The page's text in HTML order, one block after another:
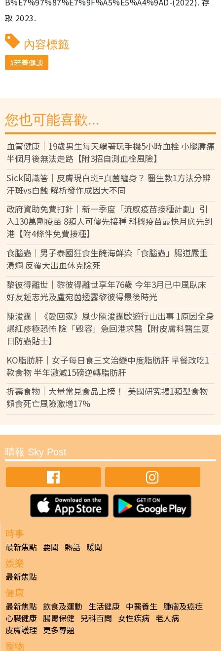
取 2023.
內容標籤
若善健談
您也可能喜歡...
血管健康｜19歲男生每天躺著玩手機5小時血栓 小腿腫痛
半個月後無法走路【附3招自測血栓風險】
Sick問識答｜皮膚現白斑=真菌纏身？ 醫生教1方法分辨
汗斑vs白蝕 解析發作成因大不同
政府資助免費打針｜新一季度「流感疫苗接種計劃」引
入130萬劑疫苗 8類人可優先接種 科興疫苗最快月底先到
港【附4條件免費接種】
食腦蟲｜男子泰國狂食生醃海鮮染「食腦蟲」腸道嚴重
潰爛 反覆大出血休克險死
黎彼得離世｜黎彼得離世享年76歲 今年3月已中風臥床
好友鍾志光及盧宛茵透露黎彼得最後時光
陳浚霆｜《愛回家》風少陳浚霆歐遊行山出事 1原因全身
爆紅疹極恐怖 險「毀容」急回港求醫【附皮膚科醫生夏
日防蟲貼士】
KO脂肪肝｜女子每日食三文治變中度脂肪肝 早餐改吃1
款食物 半年激減15磅逆轉脂肪肝
折壽食物｜大量常見食品上榜！ 美國研究揭1類型食物
頻食死亡風險激增17%
晴報 Sky Post
時事
最新焦點 要聞 熱話 暖聞
娛樂
最新焦點
健康
最新焦點 飲食及運動 生活健康 中醫養生 腫瘤及癌症
心臟健康 腸胃保健 兒科百問 女性疾病 老人病
皮膚護理 更多專題
寵物